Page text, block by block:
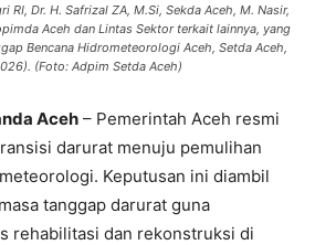
RI, Dr. H. Safrizal ZA, M.Si, Sekda Aceh, M. Nasir,
Aceh dan Lintas Sektor terkait lainnya, yang
Bencana Hidrometeorologi Aceh, Setda Aceh,
(Foto: Adpim Setda Aceh)
Aceh – Pemerintah Aceh resmi
darurat menuju pemulihan
Keputusan ini diambil
tanggap darurat guna
rehabilitasi dan rekonstruksi di